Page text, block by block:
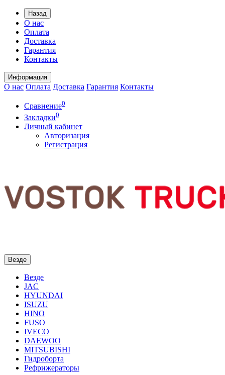
Назад
О нас
Оплата
Доставка
Гарантия
Контакты
Информация
О нас Оплата Доставка Гарантия Контакты
Сравнение0
Закладки0
Личный кабинет
Авторизация
Регистрация
Везде
Везде
JAC
HYUNDAI
ISUZU
HINO
FUSO
IVECO
DAEWOO
MITSUBISHI
Гидроборта
Рефрижераторы